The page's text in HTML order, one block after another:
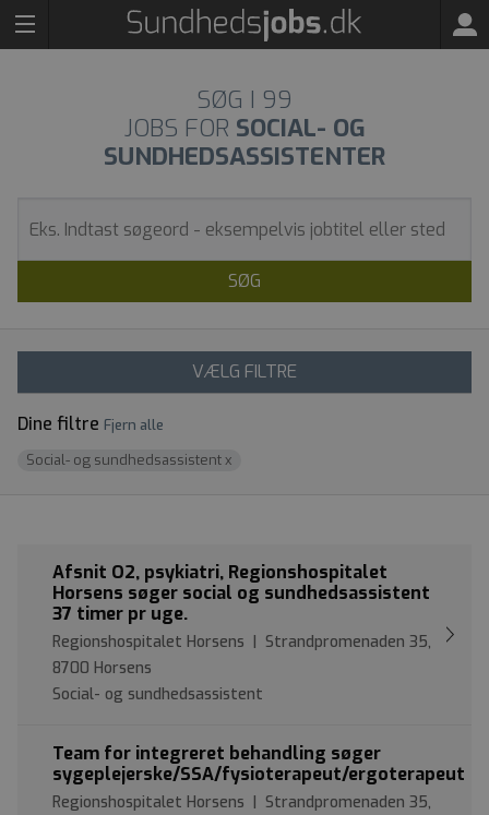
SØG I 99
JOBS FOR SOCIAL- OG
SUNDHEDSASSISTENTER
SØG
VÆLG FILTRE
Dine filtre Fjern alle
Social- og sundhedsassistentx
Afsnit O2, psykiatri, Regionshospitalet
Horsens søger social og sundhedsassistent
37 timer pr uge.
Regionshospitalet Horsens | Strandpromenaden 35,
8700 Horsens
Social- og sundhedsassistent
Team for integreret behandling søger
sygeplejerske/SSA/fysioterapeut/ergoterapeut
Regionshospitalet Horsens | Strandpromenaden 35,